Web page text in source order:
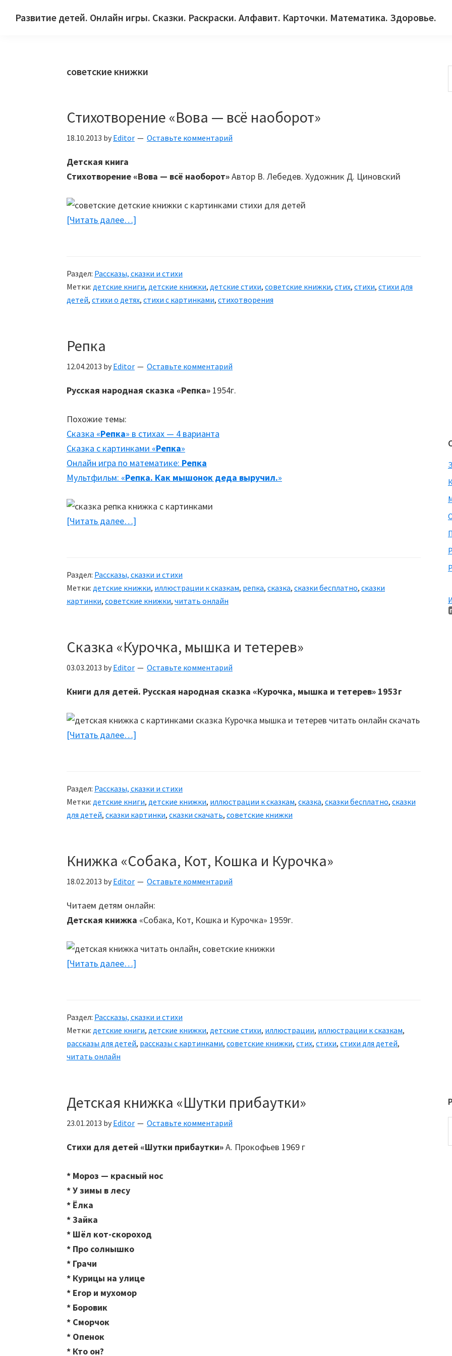
Развитие детей. Онлайн игры. Сказки. Раскраски. Алфавит. Карточки. Математика. Здоровье.
советские книжки
Стихотворение «Вова — всё наоборот»
18.10.2013 by Editor Оставьте комментарий
Детская книга
Стихотворение «Вова — всё наоборот»Автор В. Лебедев. Художник Д. Циновский
[Читать далее…]
всё
наоборот»
Раздел: Рассказы, сказки и стихи
Метки: детские книги, детские книжки, детские стихи, советские книжки, стих, стихи, стихи для
детей, стихи о детях, стихи с картинками, стихотворения
Репка
12.04.2013 by Editor Оставьте комментарий
Русская народная сказка «Репка» 1954г.
Похожие темы:
Сказка «Репка» в стихах — 4 варианта
Сказка с картинками «Репка»
Онлайн игра по математике: Репка
Мультфильм: «Репка. Как мышонок деда выручил.»
[Читать далее…]
Раздел: Рассказы, сказки и стихи
Метки: детские книжки, иллюстрации к сказкам, репка, сказка, сказки бесплатно, сказки
картинки, советские книжки, читать онлайн
Сказка «Курочка, мышка и тетерев»
03.03.2013 by Editor Оставьте комментарий
Книги для детей. Русская народная сказка «Курочка, мышка и тетерев» 1953г
[Читать далее…]
и
тетерев»
Раздел: Рассказы, сказки и стихи
Метки: детские книги, детские книжки, иллюстрации к сказкам, сказка, сказки бесплатно, сказки
для детей, сказки картинки, сказки скачать, советские книжки
Книжка «Собака, Кот, Кошка и Курочка»
18.02.2013 by Editor Оставьте комментарий
Читаем детям онлайн:
Детская книжка «Собака, Кот, Кошка и Курочка» 1959г.
[Читать далее…]
Кошка
и
Курочка»
Раздел: Рассказы, сказки и стихи
Метки: детские книги, детские книжки, детские стихи, иллюстрации, иллюстрации к сказкам,
рассказы для детей, рассказы с картинками, советские книжки, стих, стихи, стихи для детей,
читать онлайн
Детская книжка «Шутки прибаутки»
23.01.2013 by Editor Оставьте комментарий
Стихи для детей «Шутки прибаутки»А. Прокофьев 1969 г
* Мороз — красный нос
* У зимы в лесу
* Ёлка
* Зайка
* Шёл кот-скороход
* Про солнышко
* Грачи
* Курицы на улице
* Егор и мухомор
* Боровик
* Сморчок
* Опенок
* Кто он?